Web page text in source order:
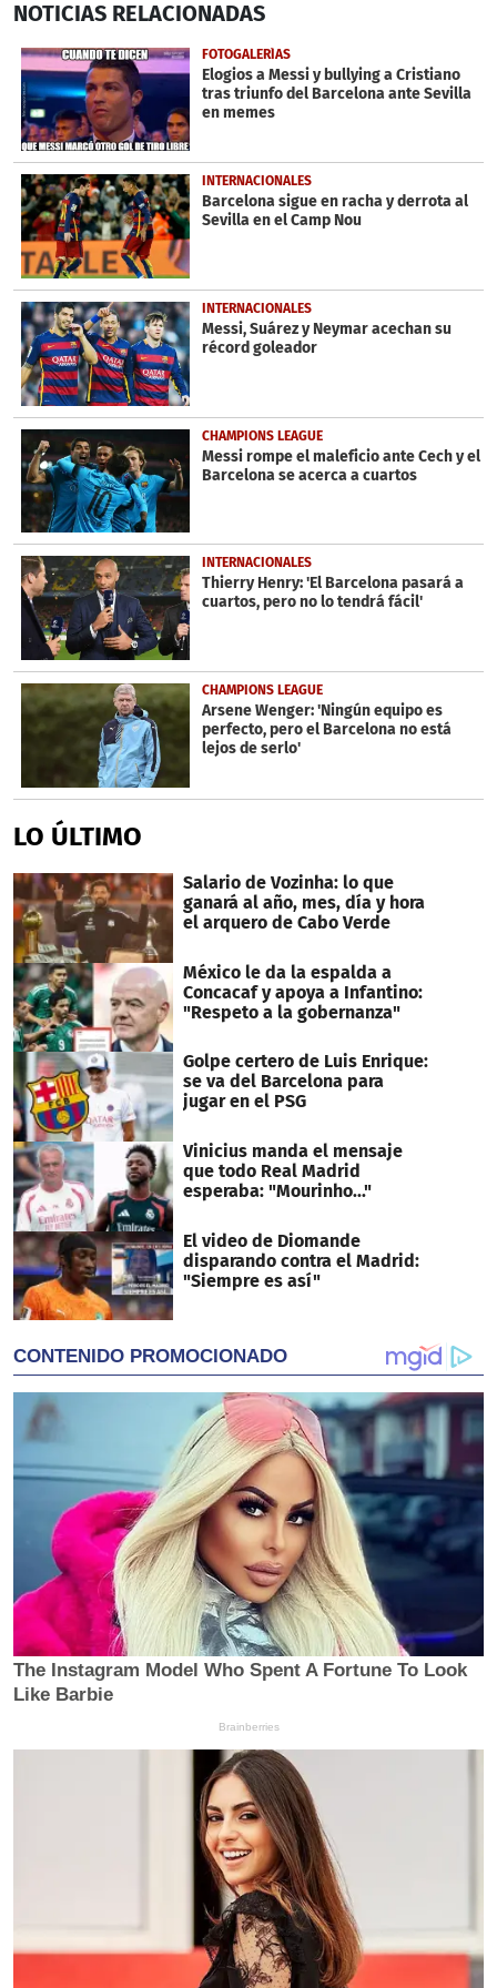
seconds
34
seconds
NOTICIAS RELACIONADAS
FOTOGALERÍAS
Elogios a Messi y bullying a Cristiano
tras triunfo del Barcelona ante Sevilla
en memes
INTERNACIONALES
Barcelona sigue en racha y derrota al
Sevilla en el Camp Nou
INTERNACIONALES
Messi, Suárez y Neymar acechan su
récord goleador
CHAMPIONS LEAGUE
Messi rompe el maleficio ante Cech y el
Barcelona se acerca a cuartos
INTERNACIONALES
Thierry Henry: 'El Barcelona pasará a
cuartos, pero no lo tendrá fácil'
CHAMPIONS LEAGUE
Arsene Wenger: 'Ningún equipo es
perfecto, pero el Barcelona no está
lejos de serlo'
LO ÚLTIMO
Salario de Vozinha: lo que
ganará al año, mes, día y hora
el arquero de Cabo Verde
México le da la espalda a
Concacaf y apoya a Infantino:
"Respeto a la gobernanza"
Golpe certero de Luis Enrique:
se va del Barcelona para
jugar en el PSG
Vinicius manda el mensaje
que todo Real Madrid
esperaba: "Mourinho..."
El video de Diomande
disparando contra el Madrid:
"Siempre es así"